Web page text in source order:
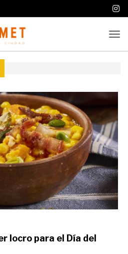
locro para el Día del